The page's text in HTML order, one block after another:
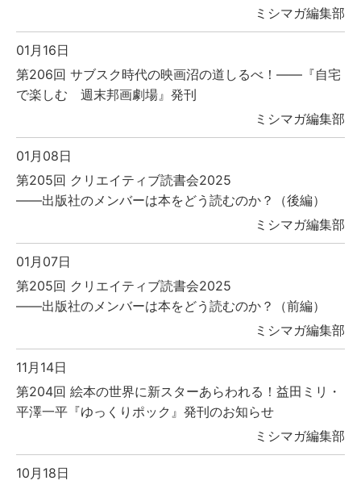
ミシマガ編集部
01月16日
第206回 サブスク時代の映画沼の道しるべ！――『自宅
で楽しむ 週末邦画劇場』発刊
ミシマガ編集部
01月08日
第205回 クリエイティブ読書会2025
――出版社のメンバーは本をどう読むのか？（後編）
ミシマガ編集部
01月07日
第205回 クリエイティブ読書会2025
――出版社のメンバーは本をどう読むのか？（前編）
ミシマガ編集部
11月14日
第204回 絵本の世界に新スターあらわれる！益田ミリ・
平澤一平『ゆっくりポック』発刊のお知らせ
ミシマガ編集部
10月18日